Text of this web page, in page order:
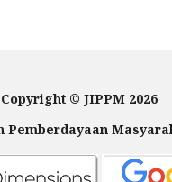
Copyright © JIPPM 2026